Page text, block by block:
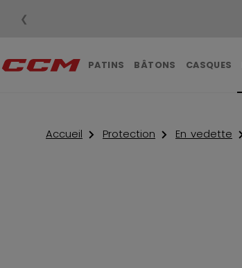
❮
PATINS BÂTONS CASQUES
Accueil Protection En vedette